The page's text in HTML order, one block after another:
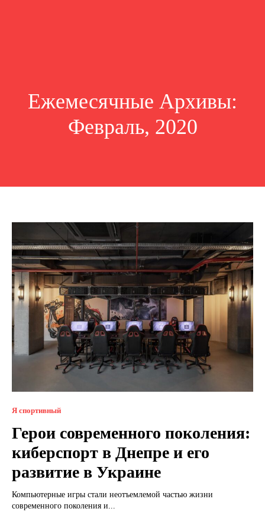
Ежемесячные Архивы:
Февраль, 2020
Я спортивный
Герои современного поколения:
киберспорт в Днепре и его
развитие в Украине
Компьютерные игры стали неотъемлемой частью жизни
современного поколения и...